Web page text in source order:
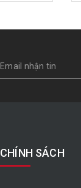
CHÍNH SÁCH